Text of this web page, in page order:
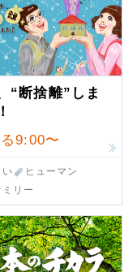
“断捨離”しま
9:00〜
い
ヒューマン
ミリー